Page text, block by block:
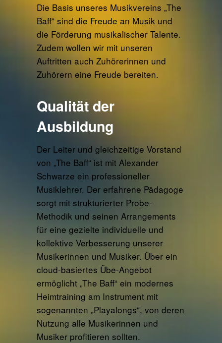
Die Basis unseres Musikvereins „The
Baff“ sind die Freude an Musik und
die Förderung musikalischer Talente.
Zudem wollen wir mit unseren
Auftritten auch Zuhörerinnen und
Zuhörern eine Freude bereiten.
Qualität der
Ausbildung
Der Leiter und gleichzeitige Vorstand
von „The Baff“ ist mit Alexander
Schwarze ein professioneller
Musiklehrer. Der erfahrene Pädagoge
sorgt mit strukturierter Probe-
Methodik und seinen Arrangements
für eine gezielte individuelle und
kollektive Verbesserung unserer
Musikerinnen und Musiker. Über ein
cloud-basiertes Übe-Angebot
ermöglicht „The Baff“ ein modernes
Heimtraining am Instrument mit
sogenannten „Playalongs“, von deren
Nutzung alle Musikerinnen und
Musiker profitieren sollten.